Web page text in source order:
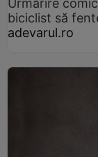
biciclist să
adevarul.ro